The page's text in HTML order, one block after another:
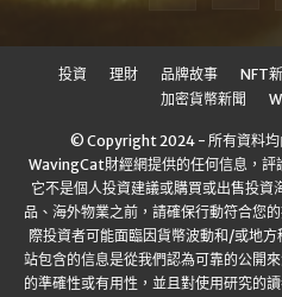
投資 理財 品牌故事 NFT
加密貨幣新聞
© Copyright 2024 - 所有資料均
WavingCat財經網提供的任何信息，評
它不是個人投資建議或購買或出售投
品、海外物業之前，請確保行動符合您
際投資者可能面臨因貨幣波動和/或地
站包含的信息是從我們認為可靠的公開
的準確性或有用性，並且對使用研究的